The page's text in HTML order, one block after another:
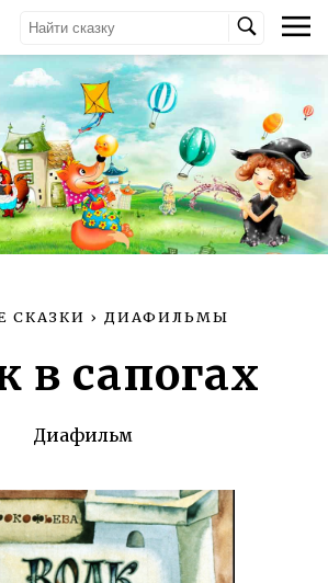
СКАЗКИ › ДИАФИЛЬМЫ
в сапогах
Диафильм